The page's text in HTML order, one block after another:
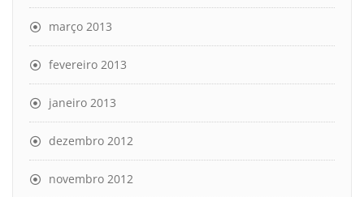
março 2013
fevereiro 2013
janeiro 2013
dezembro 2012
novembro 2012